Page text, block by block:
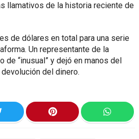
llamativos de la historia reciente de
de dólares en total para una serie
Un representante de la
de “inusual” y dejó en manos del
del dinero.